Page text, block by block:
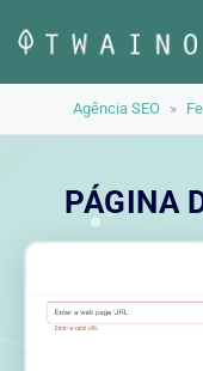
para
o
conteúdo
Agência SEO »
PÁGINA